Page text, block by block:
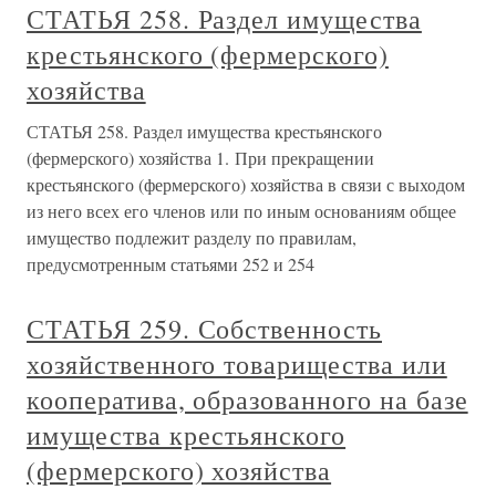
СТАТЬЯ 258. Раздел имущества
крестьянского (фермерского)
хозяйства
СТАТЬЯ 258. Раздел имущества крестьянского
(фермерского) хозяйства 1. При прекращении
крестьянского (фермерского) хозяйства в связи с выходом
из него всех его членов или по иным основаниям общее
имущество подлежит разделу по правилам,
предусмотренным статьями 252 и 254
СТАТЬЯ 259. Собственность
хозяйственного товарищества или
кооператива, образованного на базе
имущества крестьянского
(фермерского) хозяйства